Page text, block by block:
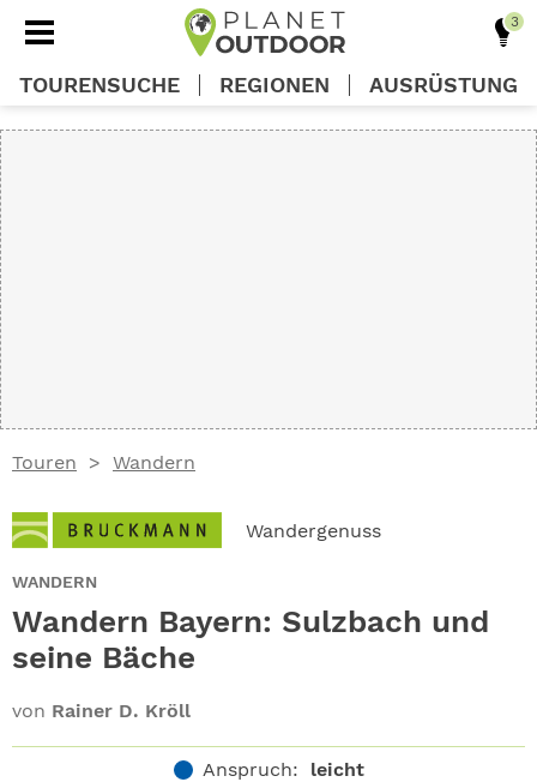
Touren Wandern
Wandergenuss
WANDERN
Wandern Bayern: Sulzbach und
seine Bäche
von Rainer D. Kröll
Anspruch: leicht
TOURENSUCHE REGIONEN AUSRÜSTUNG
ABO
GEWINNEN
NEWSLETTER